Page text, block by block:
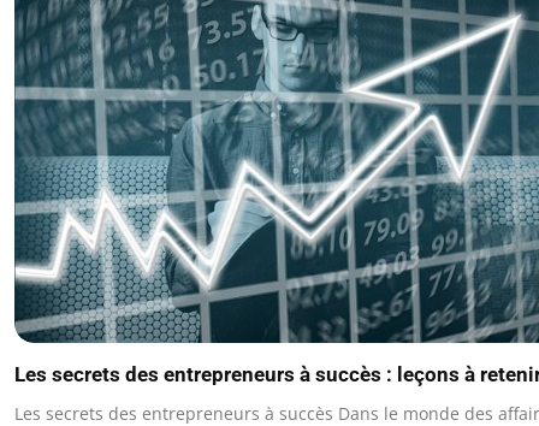
Les secrets des entrepreneurs à succès : leçons à
Les secrets des entrepreneurs à succès Dans le monde des